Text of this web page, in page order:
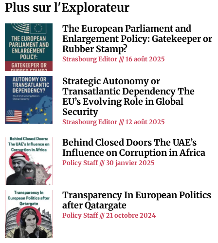
Plus sur l'Explorateur
The European Parliament and
Enlargement Policy: Gatekeeper or
Rubber Stamp?
Strasbourg Editor 16 août 2025
Strategic Autonomy or
Transatlantic Dependency The
EU’s Evolving Role in Global
Security
Strasbourg Editor 12 août 2025
Behind Closed Doors The UAE’s
Influence on Corruption in Africa
Policy Staff 30 janvier 2025
Transparency In European Politics
after Qatargate
Policy Staff 21 octobre 2024